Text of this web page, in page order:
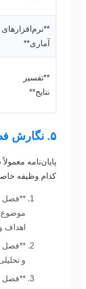
**نرم‌افزارهای
آماری**
**تفسیر
نتایج**
۵. نگارش فصول پایان‌نامه
پایان‌نامه
کدام وظیفه
**فصل
اهداف
**فصل
و
**فصل